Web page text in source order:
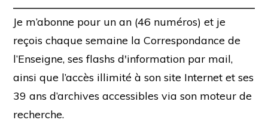
Je m’abonne pour un an (46 numéros) et je
reçois chaque semaine la Correspondance de
l’Enseigne, ses flashs d'information par mail,
ainsi que l’accès illimité à son site Internet et ses
39 ans d’archives accessibles via son moteur de
recherche.